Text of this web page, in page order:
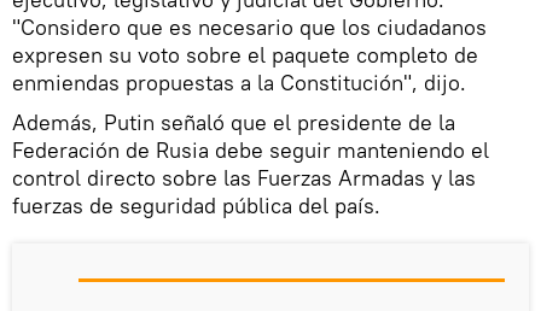
"Considero que es necesario que los ciudadanos
expresen su voto sobre el paquete completo de
enmiendas propuestas a la Constitución", dijo.
Además, Putin señaló que el presidente de la
Federación de Rusia debe seguir manteniendo el
control directo sobre las Fuerzas Armadas y las
fuerzas de seguridad pública del país.